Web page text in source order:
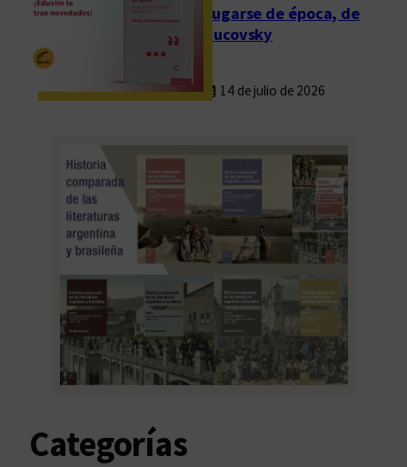
Fugarse de época, de
Rucovsky
14 de julio de 2026
Categorías